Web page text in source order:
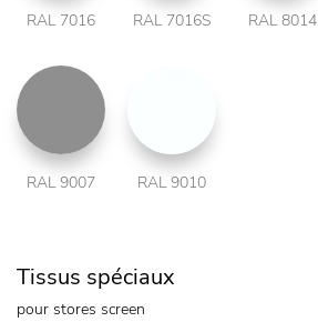
RAL 7016 RAL 7016S RAL 8014
RAL 9007 RAL 9010
Tissus spéciaux
pour stores screen